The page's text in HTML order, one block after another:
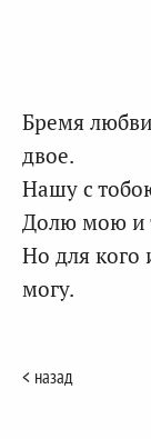
Бремя
двое.
Нашу с
Долю мою и
Но для кого
могу.
< назад